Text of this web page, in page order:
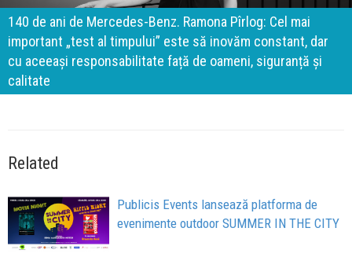
140 de ani de Mercedes-Benz. Ramona Pîrlog: Cel mai
important „test al timpului” este să inovăm constant, dar
cu aceeași responsabilitate față de oameni, siguranță și
calitate
Related
Publicis Events lansează platforma de
evenimente outdoor SUMMER IN THE CITY